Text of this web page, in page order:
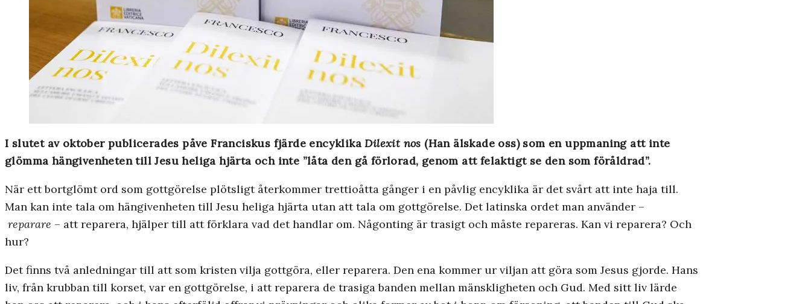
I slutet av oktober publicerades påve Franciskus fjärde encyklikaDilexit nos (Han älskade oss) som en uppmaning att inte
glömma hängivenheten till Jesu heliga hjärta och inte ”låta den gå förlorad, genom att felaktigt se den som föråldrad”.
När ett bortglömt ord som gottgörelse plötsligt återkommer trettioåtta gånger i en påvlig encyklika är det svårt att inte haja till.
Man kan inte tala om hängivenheten till Jesu heliga hjärta utan att tala om gottgörelse. Det latinska ordet man använder –
reparare – att reparera, hjälper till att förklara vad det handlar om. Någonting är trasigt och måste repareras. Kan vi reparera? Och
hur?
Det finns två anledningar till att som kristen vilja gottgöra, eller reparera. Den ena kommer ur viljan att göra som Jesus gjorde. Hans
liv, från krubban till korset, var en gottgörelse, i att reparera de trasiga banden mellan mänskligheten och Gud. Med sitt liv lärde